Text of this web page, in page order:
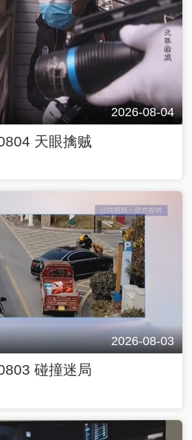
2026-08-04
天眼擒贼
2026-08-03
碰撞迷局